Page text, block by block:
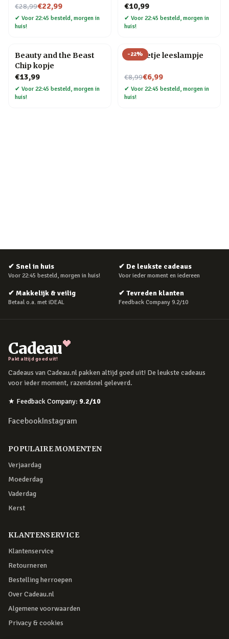
€28,99
Nu voor€22,99
✔ Voor 22:45 besteld, morgen in
huis!
€10,99
✔ Voor 22:45 besteld, morgen in
huis!
Beauty and the Beast
Chip kopje
€13,99
✔ Voor 22:45 besteld, morgen in
huis!
-22%
Mannetje leeslampje
€8,99
Nu voor€6,99
✔ Voor 22:45 besteld, morgen in
huis!
✔ Snel in huis
Voor 22:45 besteld, morgen in huis!
✔ De leukste cadeaus
Voor ieder moment en iedereen
✔ Makkelijk & veilig
Betaal o.a. met iDEAL
✔ Tevreden klanten
Feedback Company 9.2/10
Cadeau
Pakt altijd goed uit!
Cadeaus van Cadeau.nl pakken altijd goed uit! De leukste cadeaus
voor ieder moment, razendsnel geleverd.
★ Feedback Company: 9.2/10
FacebookInstagram
POPULAIRE MOMENTEN
Verjaardag
Moederdag
Vaderdag
Kerst
KLANTENSERVICE
Klantenservice
Retourneren
Bestelling herroepen
Over Cadeau.nl
Algemene voorwaarden
Privacy & cookies